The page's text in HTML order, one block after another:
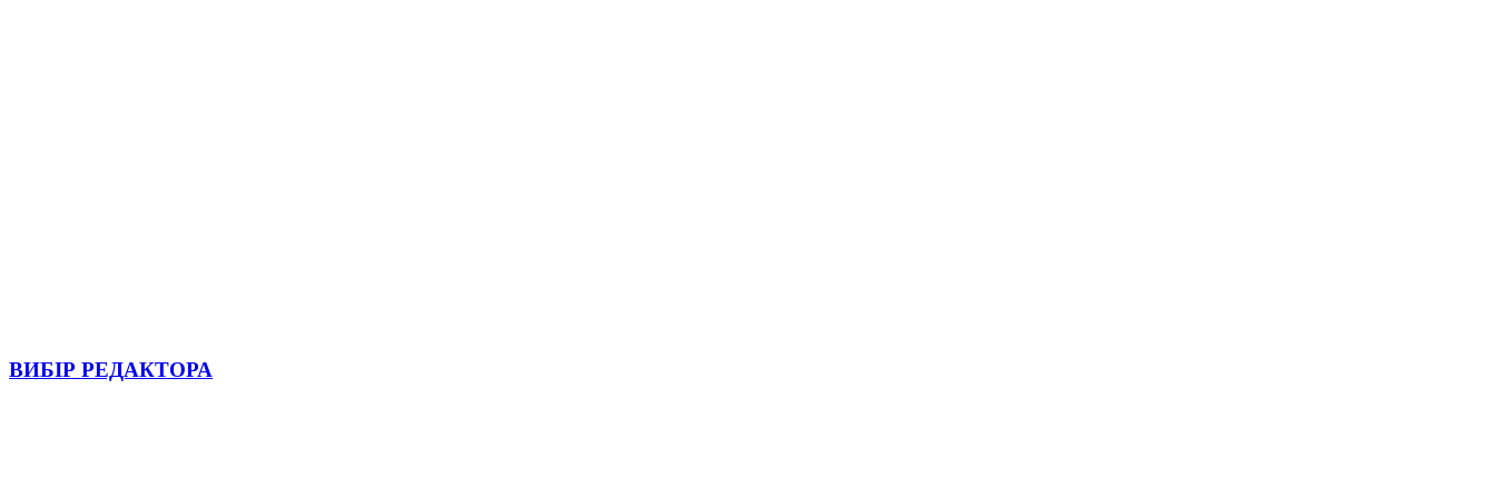
ВИБІР РЕДАКТОРА